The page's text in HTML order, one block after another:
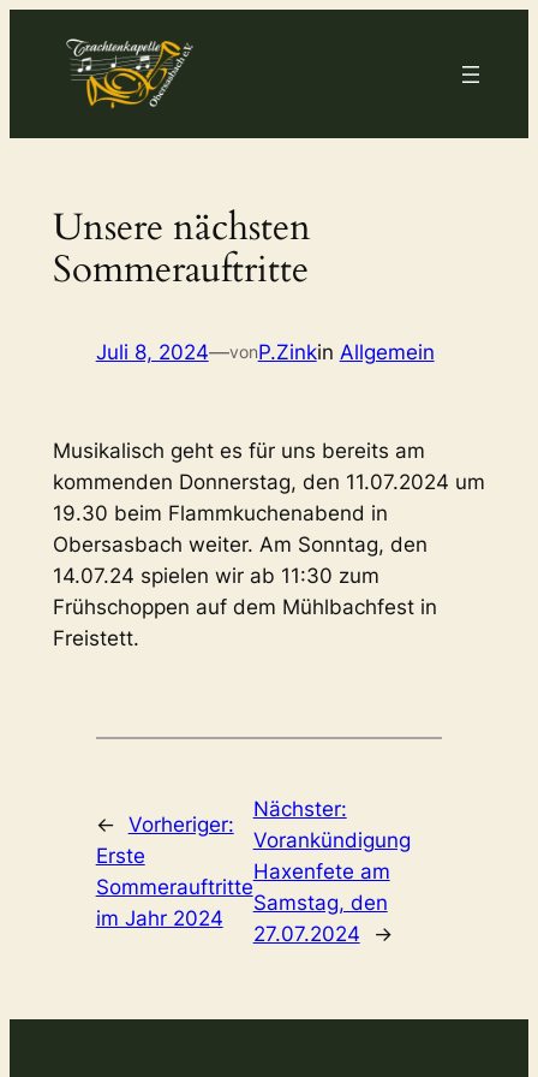
springen
Unsere nächsten
Sommerauftritte
Juli 8, 2024—vonP.Zinkin Allgemein
Musikalisch geht es für uns bereits am
kommenden Donnerstag, den 11.07.2024 um
19.30 beim Flammkuchenabend in
Obersasbach weiter. Am Sonntag, den
14.07.24 spielen wir ab 11:30 zum
Frühschoppen auf dem Mühlbachfest in
Freistett.
← Vorheriger:
Erste
Sommerauftritte
im Jahr 2024
Nächster:
Vorankündigung
Haxenfete am
Samstag, den
27.07.2024
→